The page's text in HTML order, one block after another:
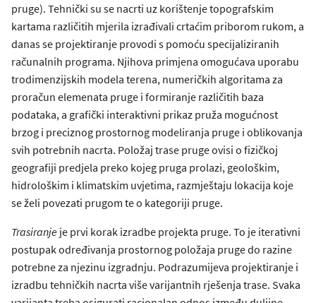
pruge). Tehnički su se nacrti uz korištenje topografskim
kartama različitih mjerila izrađivali crtaćim priborom rukom, a
danas se projektiranje provodi s pomoću specijaliziranih
računalnih programa. Njihova primjena omogućava uporabu
trodimenzijskih modela terena, numeričkih algoritama za
proračun elemenata pruge i formiranje različitih baza
podataka, a grafički interaktivni prikaz pruža mogućnost
brzog i preciznog prostornog modeliranja pruge i oblikovanja
svih potrebnih nacrta. Položaj trase pruge ovisi o fizičkoj
geografiji predjela preko kojeg pruga prolazi, geološkim,
hidrološkim i klimatskim uvjetima, razmještaju lokacija koje
se želi povezati prugom te o kategoriji pruge.
Trasiranje je prvi korak izradbe projekta pruge. To je iterativni
postupak određivanja prostornog položaja pruge do razine
potrebne za njezinu izgradnju. Podrazumijeva projektiranje i
izradbu tehničkih nacrta više varijantnih rješenja trase. Svaka